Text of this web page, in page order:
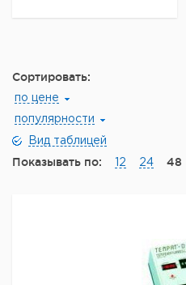
Сортировать:
по цене
популярности
Вид таблицей
Показывать по: 12 24 48